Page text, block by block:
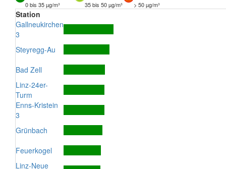
0 bis 35 µg/m³
35 bis 50 µg/m³ > 50 µg/m³
Station
Gallneukirchen
3
Steyregg-Au
Bad Zell
Linz-24er-
Turm
Enns-Kristein
3
Grünbach
Feuerkogel
Linz-Neue